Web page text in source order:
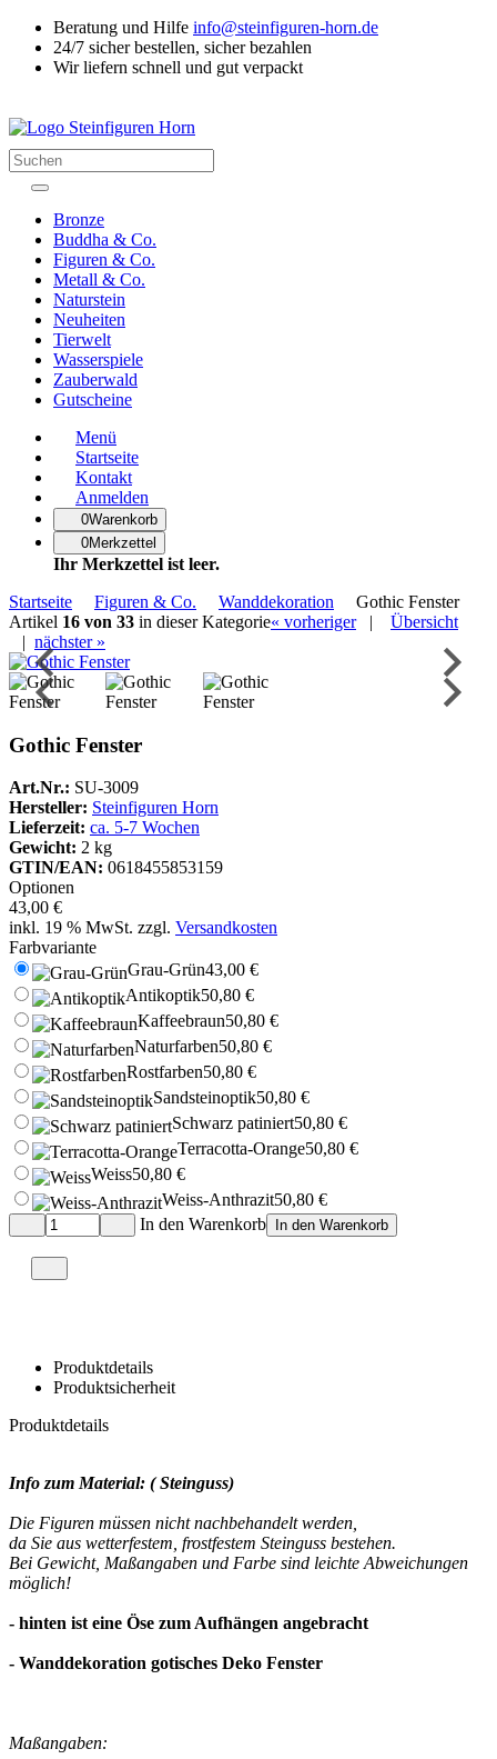
Beratung und Hilfe info@steinfiguren-horn.de
24/7 sicher bestellen, sicher bezahlen
Wir liefern schnell und gut verpackt
Suchen
Bronze
Buddha & Co.
Figuren & Co.
Metall & Co.
Naturstein
Neuheiten
Tierwelt
Wasserspiele
Zauberwald
Gutscheine
Menü
Startseite
Kontakt
Anmelden
0Warenkorb
0Merkzettel
Ihr Merkzettel ist leer.
Navigationspfad
Startseite Figuren & Co. Wanddekoration
Gothic Fenster
Artikel 16 von 33 in dieser Kategorie« vorheriger| Übersicht
| nächster »
Gothic Fenster
Art.Nr.: SU-3009
Hersteller: Steinfiguren Horn
Lieferzeit: ca. 5-7 Wochen
Gewicht: 2 kg
GTIN/EAN: 0618455853159
Optionen
43,00 €
inkl. 19 % MwSt. zzgl. Versandkosten
Farbvariante
Grau-Grün43,00 €
Antikoptik50,80 €
Kaffeebraun50,80 €
Naturfarben50,80 €
Rostfarben50,80 €
Sandsteinoptik50,80 €
Schwarz patiniert50,80 €
Terracotta-Orange50,80 €
Weiss50,80 €
Weiss-Anthrazit50,80 €
In den Warenkorb
In den Warenkorb
Auf den Merkzettel
Produktdetails
Produktsicherheit
Produktdetails
Info zum Material: ( Steinguss)
Die Figuren müssen nicht nachbehandelt werden,
da Sie aus wetterfestem, frostfestem Steinguss bestehen.
Bei Gewicht, Maßangaben und Farbe sind leichte Abweichungen
möglich!
- hinten ist eine Öse zum Aufhängen angebracht
- Wanddekoration gotisches Deko Fenster
Maßangaben: